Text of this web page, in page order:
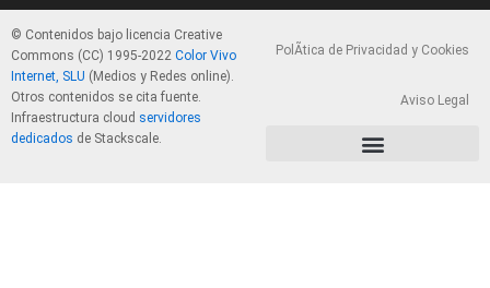
© Contenidos bajo licencia Creative
Commons (CC) 1995-2022 Color Vivo
Internet, SLU (Medios y Redes online).
Otros contenidos se cita fuente.
Infraestructura cloud servidores
dedicados de Stackscale.
PolÃ­tica de Privacidad y Cookies
Aviso Legal